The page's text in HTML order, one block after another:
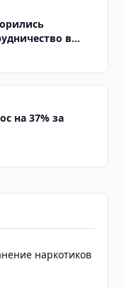
в
на 37% за
наркотиков